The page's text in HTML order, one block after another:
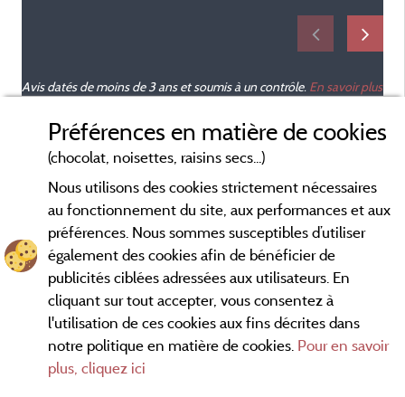
Avis datés de moins de 3 ans et soumis à un contrôle. En savoir plus
Conditions générales d'utilisation
Préférences en matière de cookies
(chocolat, noisettes, raisins secs...)
Nous utilisons des cookies strictement nécessaires
au fonctionnement du site, aux performances et aux
préférences. Nous sommes susceptibles d’utiliser
également des cookies afin de bénéficier de
publicités ciblées adressées aux utilisateurs. En
cliquant sur tout accepter, vous consentez à
l'utilisation de ces cookies aux fins décrites dans
notre politique en matière de cookies. Pour en savoir
plus, cliquez ici